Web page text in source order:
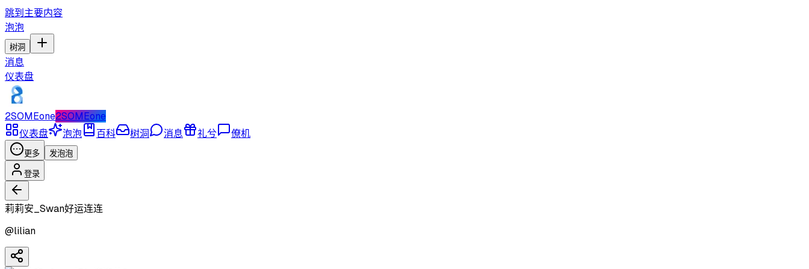
跳到主要内容
泡泡
树洞
消息
仪表盘
2SOMEone2SOMEone
仪表盘
泡泡 百科 树洞 消息 礼兮 僚机
更多 发泡泡
登录
莉莉安_Swan好运连连
@lilian